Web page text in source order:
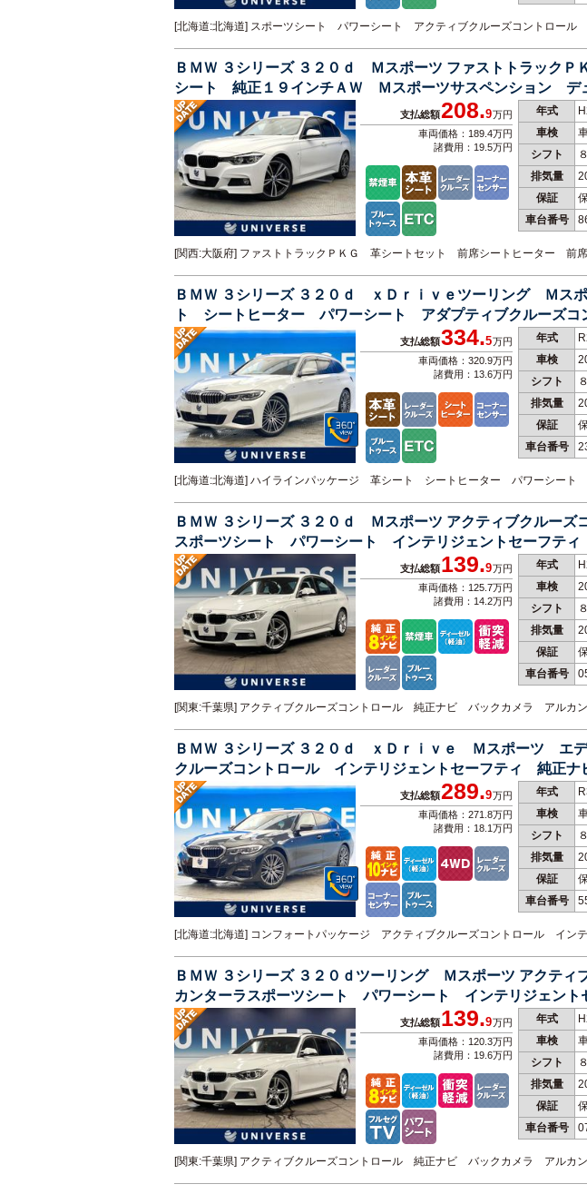
[北海道:北海道] スポーツシート パワーシート アクティブクルーズコントロー
ＢＭＷ ３シリーズ ３２０ｄ Ｍスポーツ ファストトラッ
シート 純正１９インチＡＷ Ｍスポーツサスペンション
ビ バックカメラ 禁煙車
年式
車検
シフト
排気量
保証
車台番号
支払総額208.9万円
車両価格：189.4万円
諸費用：19.5万円
[関西:大阪府] ファストトラックＰＫＧ 革シートセット 前席シートヒーター 前
ＢＭＷ ３シリーズ ３２０ｄ ｘＤｒｉｖｅツーリング Ｍ
ト シートヒーター パワーシート アダプティブクルーズ
ゲート バックカメラ ＬＥＤヘッドライト ＥＴＣ
年式
車検
シフト
排気量
保証
車台番号
支払総額334.5万円
車両価格：320.9万円
諸費用：13.6万円
[北海道:北海道] ハイラインパッケージ 革シート シートヒーター パワーシート
ＢＭＷ ３シリーズ ３２０ｄ Ｍスポーツ アクティブクルー
スポーツシート パワーシート インテリジェントセーフテ
ッドライト ＥＴＣ
年式
車検
シフト
排気量
保証
車台番号
支払総額139.9万円
車両価格：125.7万円
諸費用：14.2万円
[関東:千葉県] アクティブクルーズコントロール 純正ナビ バックカメラ アルカ
ＢＭＷ ３シリーズ ３２０ｄ ｘＤｒｉｖｅ Ｍスポーツ エ
クルーズコントロール インテリジェントセーフティ 純正
ハーフレザーシート シートヒーター ＬＥＤヘッドライト
年式
車検
シフト
排気量
保証
車台番号
支払総額289.9万円
車両価格：271.8万円
諸費用：18.1万円
[北海道:北海道] コンフォートパッケージ アクティブクルーズコントロール イン
ＢＭＷ ３シリーズ ３２０ｄツーリング Ｍスポーツ アク
カンターラスポーツシート パワーシート インテリジェン
ｏｔｈ ＨＩＤヘッドライト ＥＴＣ
年式
車検
シフト
排気量
保証
車台番号
支払総額139.9万円
車両価格：120.3万円
諸費用：19.6万円
[関東:千葉県] アクティブクルーズコントロール 純正ナビ バックカメラ アルカ